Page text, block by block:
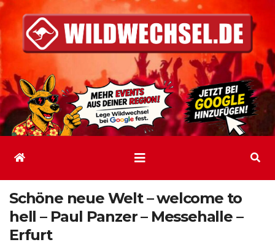
Inhalt
springen
Schöne neue Welt – welcome to
hell – Paul Panzer – Messehalle –
Erfurt